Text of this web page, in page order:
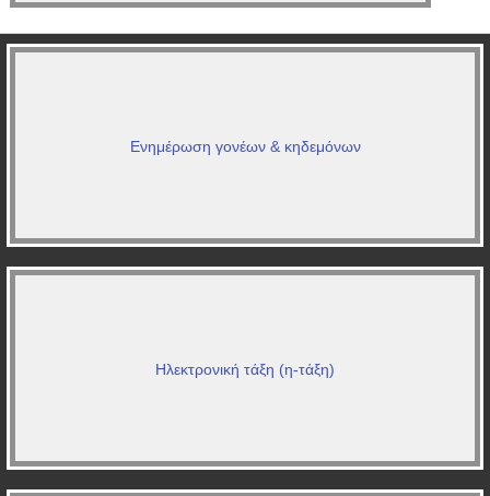
Ενημέρωση γονέων & κηδεμόνων
Ηλεκτρονική τάξη (η-τάξη)